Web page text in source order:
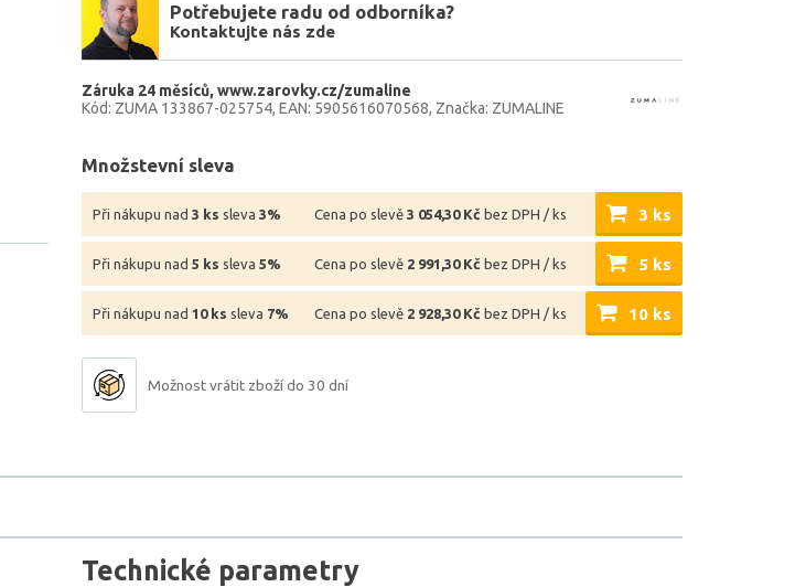
Potřebujete radu od odborníka?
Kontaktujte nás zde
Záruka 24 měsíců www.zarovky.cz/zumaline
Kód: ZUMA 133867-025754 EAN: 5905616070568 Značka: ZUMALINE
Množstevní sleva
Při nákupu nad 3 ks sleva 3% Cena po slevě 3 054,30 Kč bez DPH / ks 3 ks
Při nákupu nad 5 ks sleva 5% Cena po slevě 2 991,30 Kč bez DPH / ks 5 ks
Při nákupu nad 10 ks sleva 7% Cena po slevě 2 928,30 Kč bez DPH / ks 10 ks
Možnost vrátit zboží do 30 dní
Technické parametry